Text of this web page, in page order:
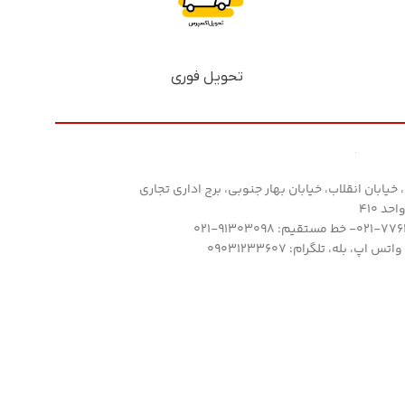
تحویل فوری
انقلاب، خیابان بهار جنوبی، برج اداری تجاری
410
بله، تلگرام: 09031233607